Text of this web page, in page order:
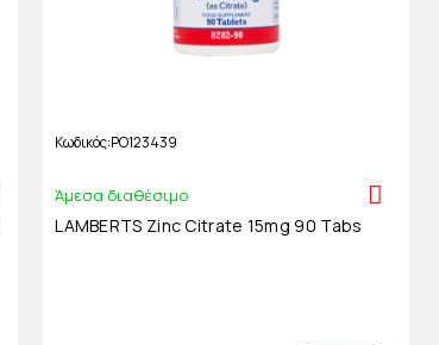
Κωδικός PO123439
Άμεσα διαθέσιμο
LAMBERTS Zinc Citrate 15mg 90 Tabs